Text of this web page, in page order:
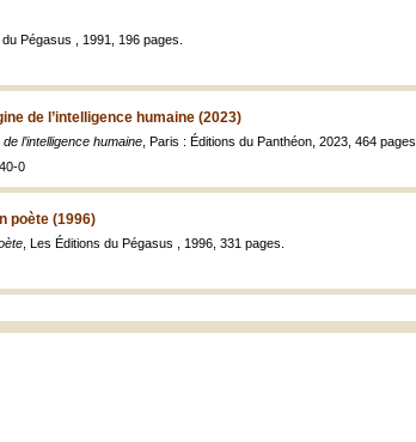
du Pégasus , 1991, 196 pages.
de l’intelligence humaine (2023)
l’intelligence humaine , Paris : Éditions du Panthéon, 2023, 464 pages.
0
poète (1996)
, Les Éditions du Pégasus , 1996, 331 pages.